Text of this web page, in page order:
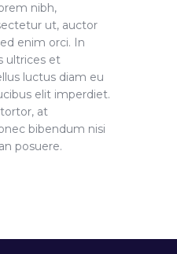
nibh,
ut, auctor
enim orci. In
ultrices et
luctus diam eu
elit imperdiet.
at
bibendum nisi
posuere.